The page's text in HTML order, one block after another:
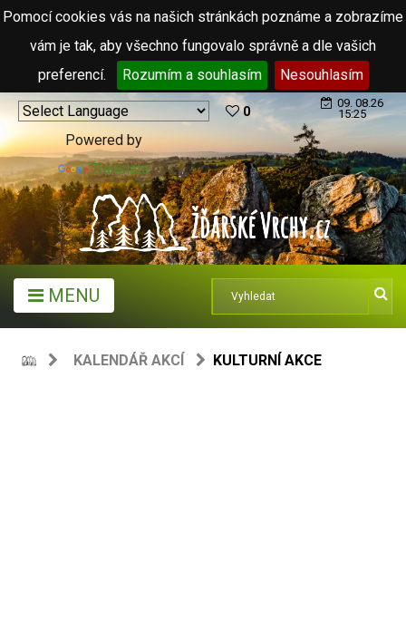
Pomocí cookies vás na našich stránkách poznáme a zobrazíme
vám je tak, aby všechno fungovalo správně a dle vašich
preferencí.
Rozumím a souhlasím Nesouhlasím
Powered by
Translate
0
09. 08.26
15:25
MENU
KALENDÁŘ AKCÍ KULTURNÍ AKCE